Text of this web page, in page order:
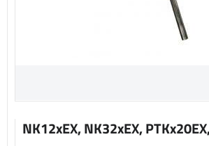
NK12xEX, NK32xEX,